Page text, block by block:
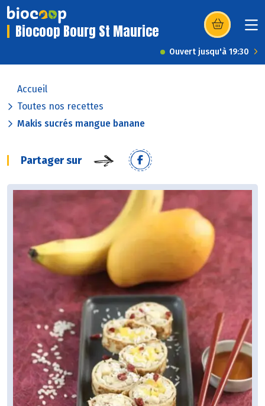
Biocoop Bourg St Maurice (s’ouvre dans
Ouvert jusqu'à 19:30
Accueil
Toutes nos recettes
Makis sucrés mangue banane
Partager sur